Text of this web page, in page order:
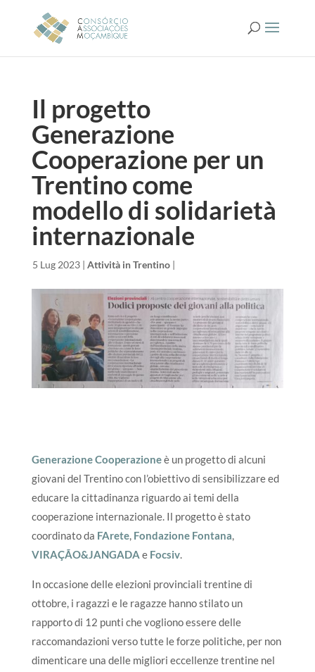
Il progetto
Generazione
Cooperazione per un
Trentino come
modello di solidarietà
internazionale
5 Lug 2023| Attività in Trentino|
Generazione Cooperazioneè un progetto di alcuni
giovani del Trentino con l’obiettivo di sensibilizzare ed
educare la cittadinanza riguardo ai temi della
cooperazione internazionale. Il progetto è stato
coordinato da FArete, Fondazione Fontana,
VIRAÇÃO&JANGADA e Focsiv.
In occasione delle elezioni provinciali trentine di
ottobre, i ragazzi e le ragazze hanno stilato un
rapporto di 12 punti che vogliono essere delle
raccomandazioni verso tutte le forze politiche, per non
dimenticare una delle migliori eccellenze trentine nel